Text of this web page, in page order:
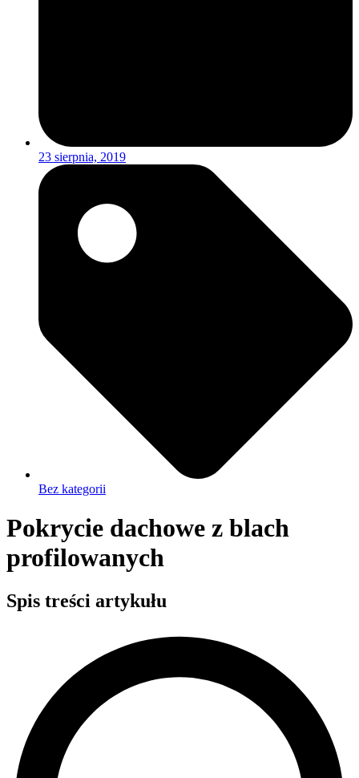
23 sierpnia, 2019
Bez kategorii
Pokrycie dachowe z blach
profilowanych
Spis treści artykułu